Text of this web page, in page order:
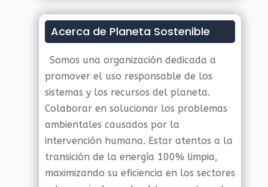
Acerca de Planeta Sostenible
Somos una organización dedicada a
promover el uso responsable de los
sistemas y los recursos del planeta.
Colaborar en solucionar los problemas
ambientales causados por la
intervención humana. Estar atentos a la
transición de la energía 100% limpia,
maximizando su eficiencia en los sectores